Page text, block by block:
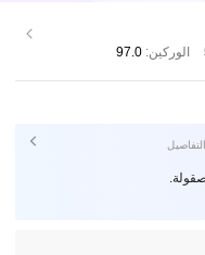
الوركين: 97.0